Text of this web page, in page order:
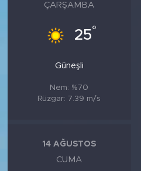
ÇARŞAMBA
25°
Güneşli
Nem: %70
Rüzgar: 7.39 m/s
14 AĞUSTOS
CUMA